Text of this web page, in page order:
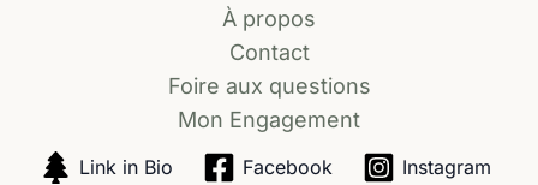
À propos
Contact
Foire aux questions
Mon Engagement
Link in Bio Facebook Instagram